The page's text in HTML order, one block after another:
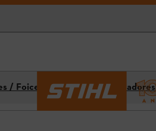
/ Foices a Motor / Motorroçadores